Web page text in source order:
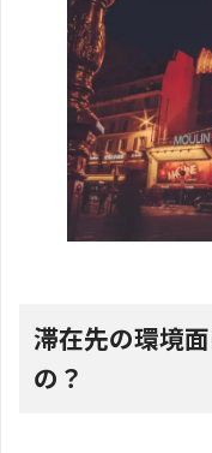
滞在先の環境
の？